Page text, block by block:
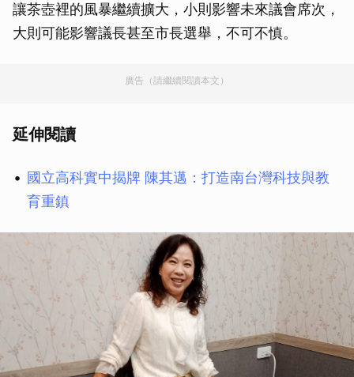
讓茶壺裡的風暴繼續擴大，小則影響未來議會席次，
大則可能影響議長甚至市長選舉，不可不慎。
廣告（請繼續閱讀本文）
延伸閱讀
國立高科實中揭牌 陳其邁：打造南台灣科技與教
育重鎮